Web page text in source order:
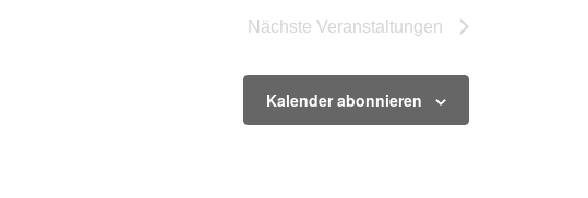
Nächste Veranstaltungen
Kalender abonnieren